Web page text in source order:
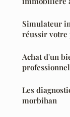
Simulateur
réussir votre
Achat d'un
professionnel
Les
morbihan